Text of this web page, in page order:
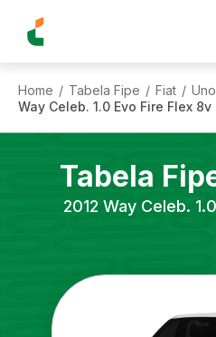
Home / Tabela Fipe / Fiat / Uno
Way Celeb. 1.0 Evo Fire Flex 8v
Tabela
2012 Way Celeb.